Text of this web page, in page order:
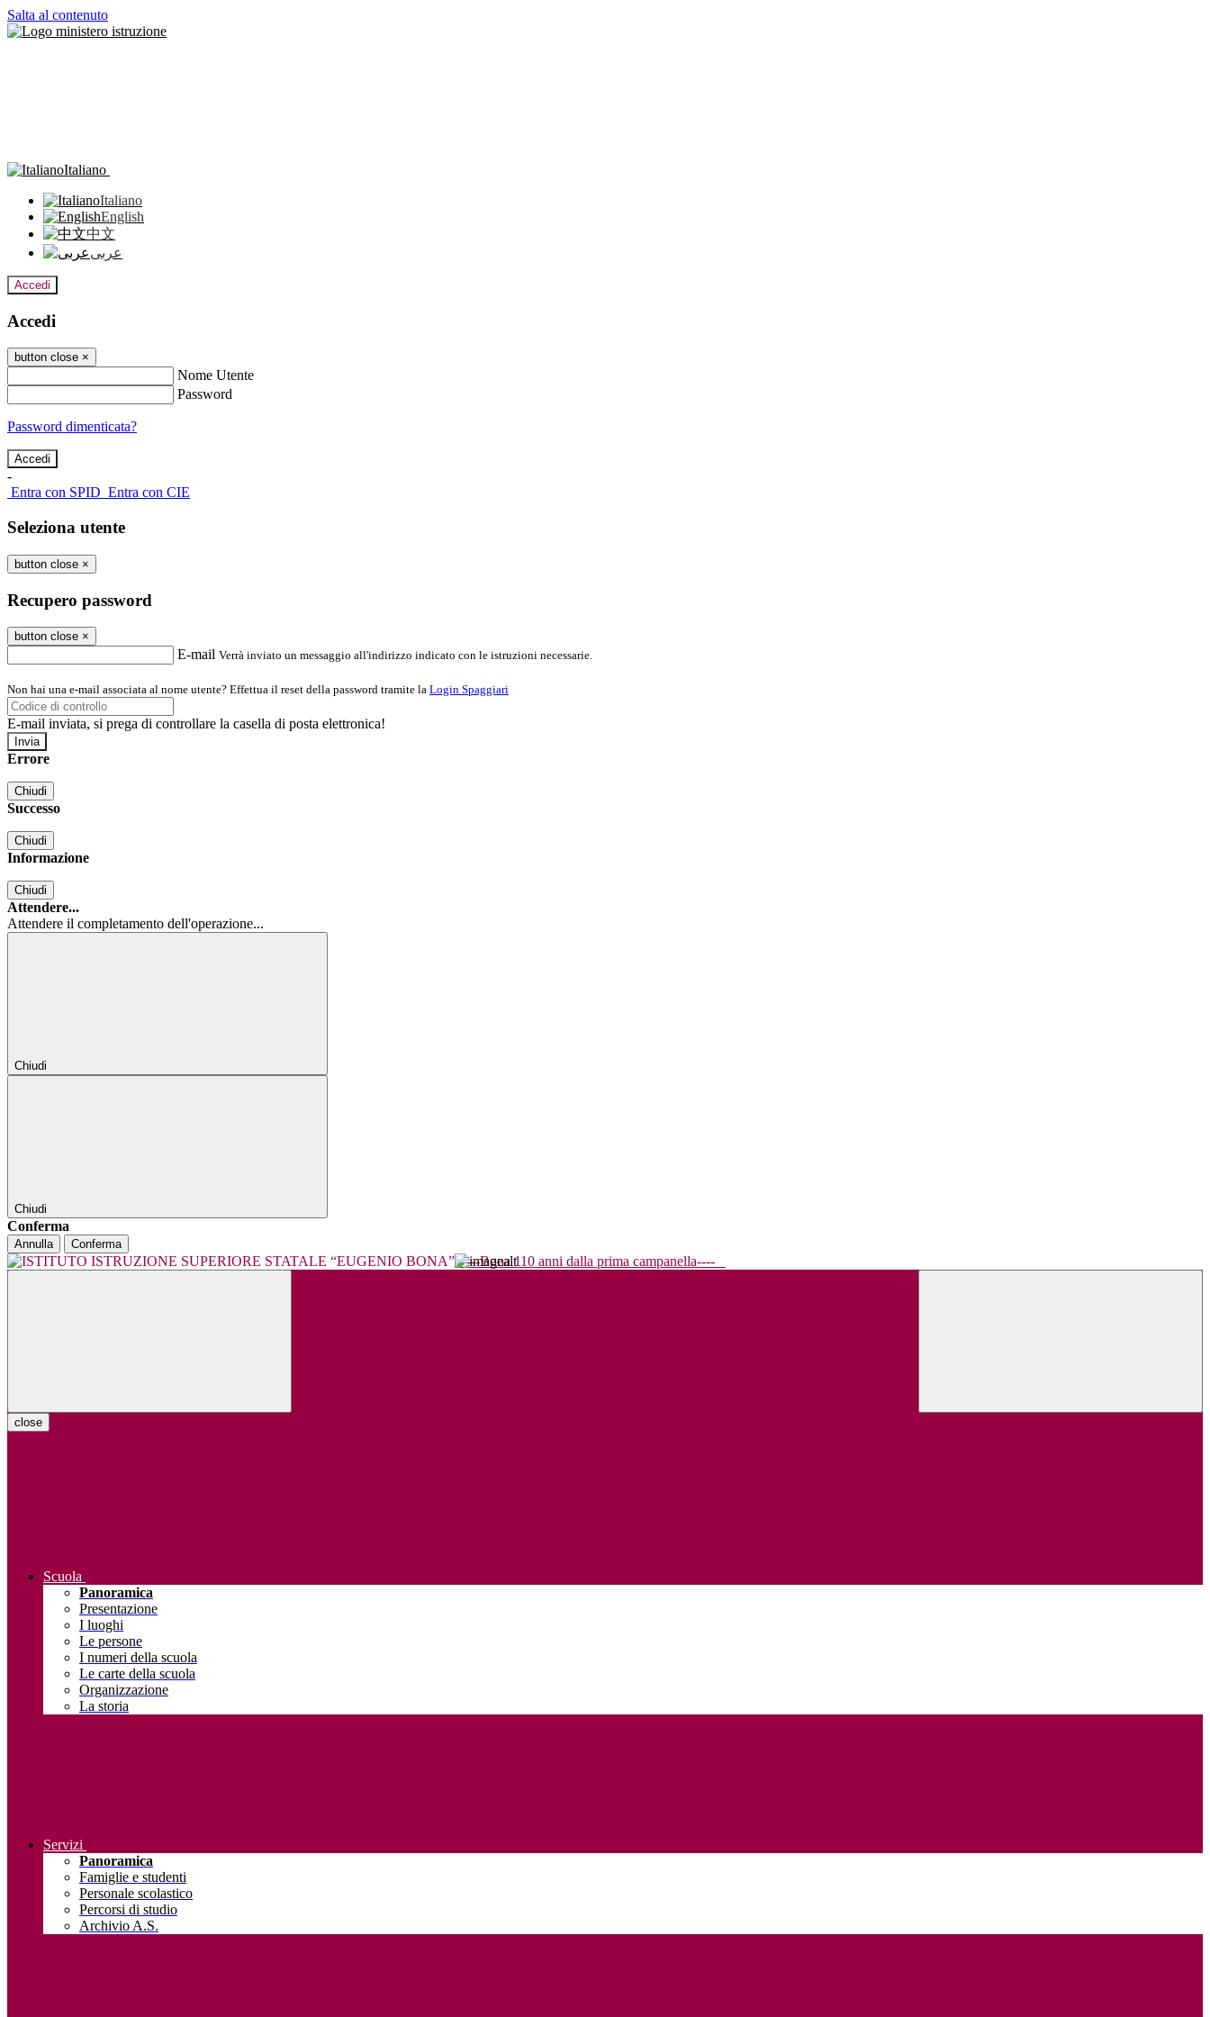
Salta al contenuto
Italiano
Italiano
English
中文
عربى
Accedi
Accedi
button close ×
Nome Utente
Password
Password dimenticata?
-
Entra con SPID Entra con CIE
Seleziona utente
button close ×
Recupero password
button close ×
E-mail Verrà inviato un messaggio all'indirizzo indicato con le istruzioni necessarie.
Non hai una e-mail associata al nome utente? Effettua il reset della password tramite la Login Spaggiari
E-mail inviata, si prega di controllare la casella di posta elettronica!
Errore
Chiudi
Successo
Chiudi
Informazione
Chiudi
Attendere...
Attendere il completamento dell'operazione...
Chiudi
Chiudi
Conferma
Annulla Conferma
----Bona 110 anni dalla prima campanella----
close
Scuola
Panoramica
Presentazione
I luoghi
Le persone
I numeri della scuola
Le carte della scuola
Organizzazione
La storia
Servizi
Panoramica
Famiglie e studenti
Personale scolastico
Percorsi di studio
Archivio A.S.